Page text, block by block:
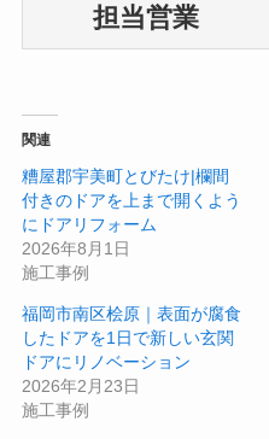
担当営業
関連
糟屋郡宇美町とびたけ|欄間
付きのドアを上まで開くよう
にドアリフォーム
2026年8月1日
施工事例
福岡市南区桧原｜表面が腐食
したドアを1日で新しい玄関
ドアにリノベーション
2026年2月23日
施工事例